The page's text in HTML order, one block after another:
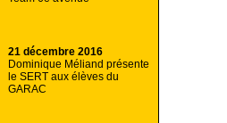
21 décembre 2016
Dominique Méliand présente
le SERT aux élèves du
GARAC